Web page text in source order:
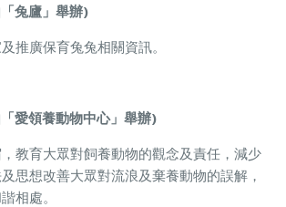
兔廬」舉辦)
推廣保育兔兔相關資訊。
愛領養動物中心」舉辦)
教育大眾對飼養動物的觀念及責任，減少
思想改善大眾對流浪及棄養動物的誤解，
相處。